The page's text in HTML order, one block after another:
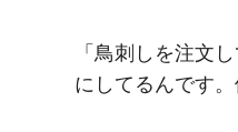
「鳥刺しを注文
にしてるんです